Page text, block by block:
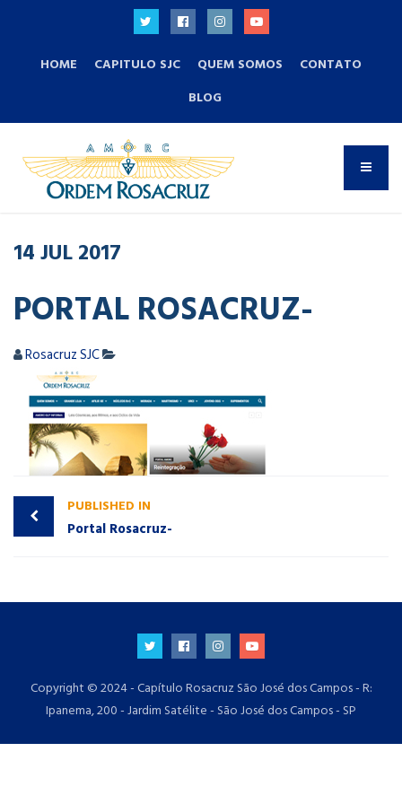
HOME CAPITULO SJC QUEM SOMOS
CONTATO
BLOG
14JUL2017
PORTAL ROSACRUZ-
Rosacruz SJC
PUBLISHED IN
Portal Rosacruz-
Copyright © 2024 - Capítulo Rosacruz São José dos Campos - R:
Ipanema, 200 - Jardim Satélite - São José dos Campos - SP